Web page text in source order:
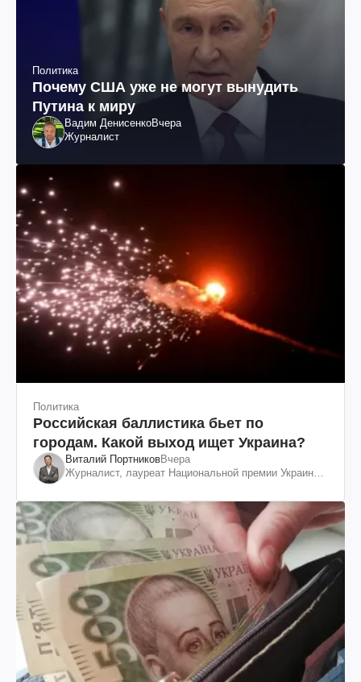
Политика
Почему США уже не могут вынудить
Путина к миру
Вадим ДенисенкоВчера
Журналист
Политика
Российская баллистика бьет по
городам. Какой выход ищет Украина?
Виталий ПортниковВчера
Журналист, лауреат Национальной премии Украины